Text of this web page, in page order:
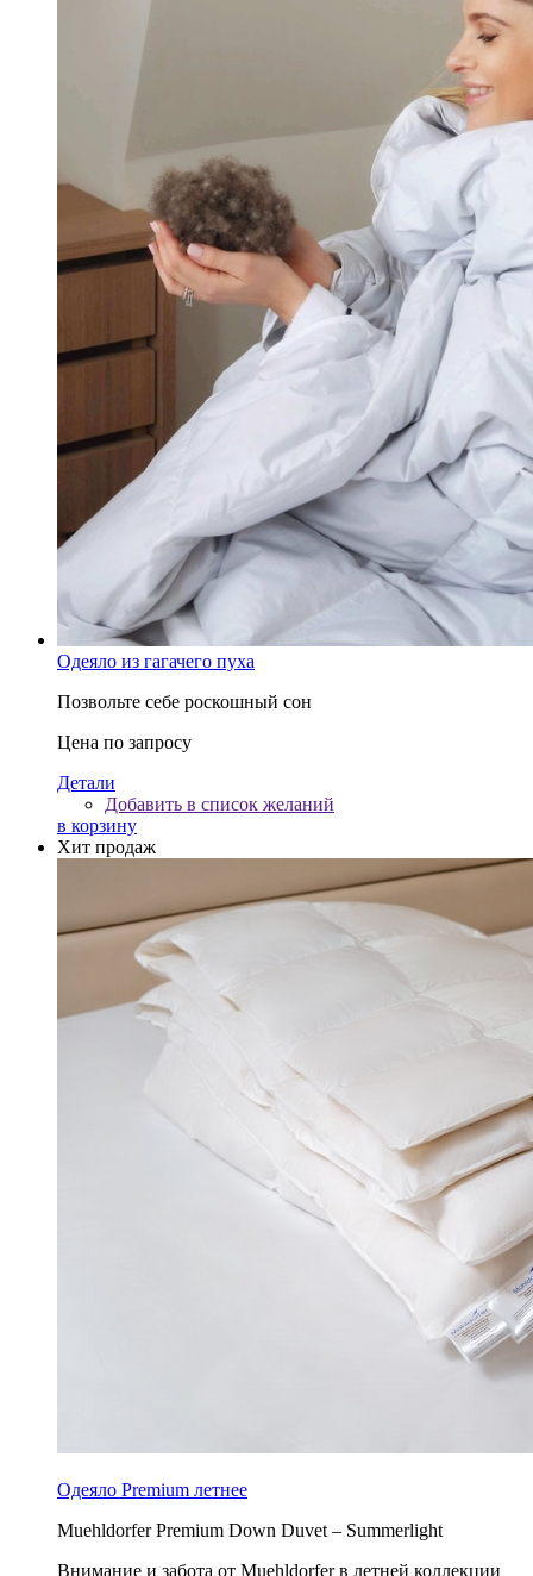
Одеяло из гагачего пуха
Позвольте себе роскошный сон
Цена по запросу
Детали
Добавить в список желаний
в корзину
Хит продаж
Одеяло Premium летнее
Muehldorfer Premium Down Duvet – Summerlight
Внимание и забота от Muehldorfer в летней коллекции